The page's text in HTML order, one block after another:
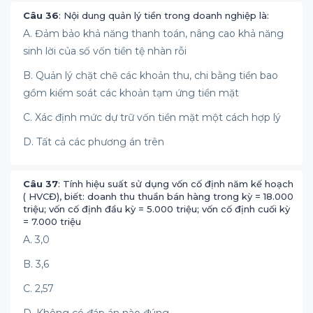
Câu 36: Nội dung quản lý tiền trong doanh nghiệp là:
A. Đảm bảo khả năng thanh toán, nâng cao khả năng
sinh lời của số vốn tiền tệ nhàn rỗi
B. Quản lý chặt chẽ các khoản thu, chi bằng tiền bao
gồm kiểm soát các khoản tạm ứng tiền mặt
C. Xác định mức dự trữ vốn tiền mặt một cách hợp lý
D. Tất cả các phương án trên
Câu 37: Tính hiệu suất sử dụng vốn cố định năm kế hoạch
( HVCĐ), biết: doanh thu thuần bán hàng trong kỳ = 18.000
triệu; vốn cố định đầu kỳ = 5.000 triệu; vốn cố định cuối kỳ
= 7.000 triệu
A. 3,0
B. 3,6
C. 2,57